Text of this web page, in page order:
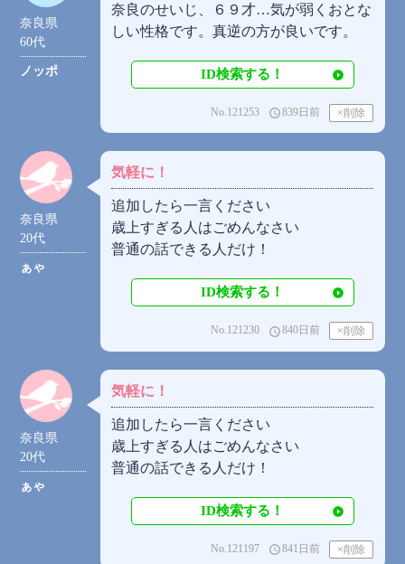
奈良県
60代
ノッポ
奈良のせいじ、６９才…気が弱くおとな
しい性格です。真逆の方が良いです。
ID検索する！
access_time839日前
No.121253
奈良県
20代
ぁゃ
気軽に！
追加したら一言ください
歳上すぎる人はごめんなさい
普通の話できる人だけ！
ID検索する！
access_time840日前
No.121230
奈良県
20代
ぁゃ
気軽に！
追加したら一言ください
歳上すぎる人はごめんなさい
普通の話できる人だけ！
ID検索する！
access_time841日前
No.121197